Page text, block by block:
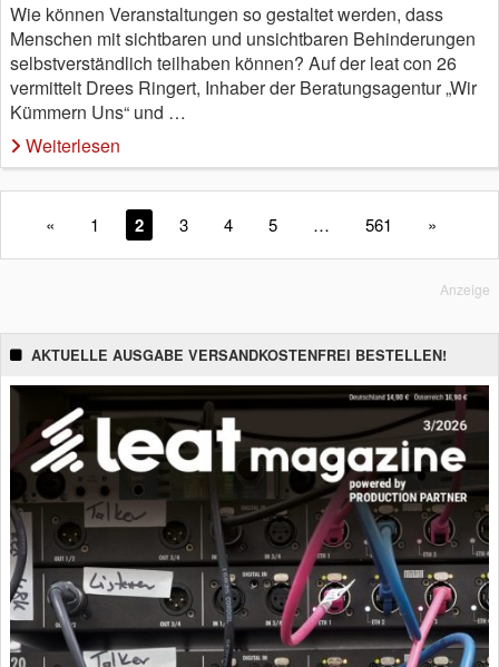
Wie können Veranstaltungen so gestaltet werden, dass
Menschen mit sichtbaren und unsichtbaren Behinderungen
selbstverständlich teilhaben können? Auf der leat con 26
vermittelt Drees Ringert, Inhaber der Beratungsagentur „Wir
Kümmern Uns“ und …
Weiterlesen
« 1 2 3 4 5 … 561 »
Anzeige
AKTUELLE AUSGABE VERSANDKOSTENFREI BESTELLEN!